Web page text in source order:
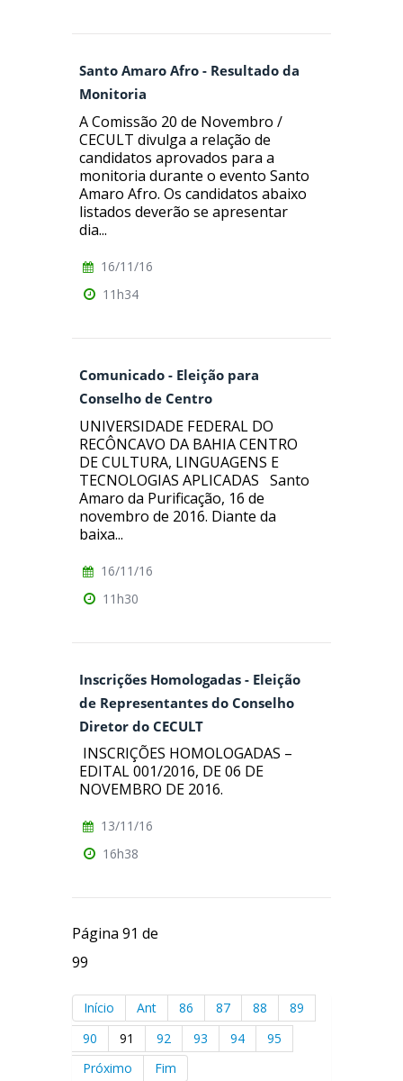
Santo Amaro Afro - Resultado da
Monitoria
A Comissão 20 de Novembro /
CECULT divulga a relação de
candidatos aprovados para a
monitoria durante o evento Santo
Amaro Afro. Os candidatos abaixo
listados deverão se apresentar
dia...
16/11/16
11h34
Comunicado - Eleição para
Conselho de Centro
UNIVERSIDADE FEDERAL DO
RECÔNCAVO DA BAHIA CENTRO
DE CULTURA, LINGUAGENS E
TECNOLOGIAS APLICADAS Santo
Amaro da Purificação, 16 de
novembro de 2016. Diante da
baixa...
16/11/16
11h30
Inscrições Homologadas - Eleição
de Representantes do Conselho
Diretor do CECULT
INSCRIÇÕES HOMOLOGADAS –
EDITAL 001/2016, DE 06 DE
NOVEMBRO DE 2016.
13/11/16
16h38
Página 91 de
99
Início Ant 86 87 88
89
90
91 92 93 94
95
Próximo
Fim